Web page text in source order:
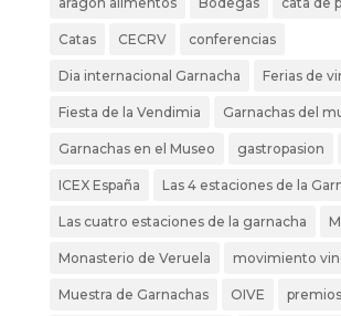
Catas CECRV conferencias
Dia internacional Garnacha Ferias de
Fiesta de la Vendimia Garnachas del
Garnachas en el Museo gastropasion
ICEX España Las 4 estaciones de la
Las cuatro estaciones de la garnacha
Monasterio de Veruela movimiento
Muestra de Garnachas OIVE premios